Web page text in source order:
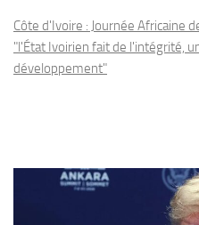
Côte d'Ivoire : Journée Africaine
"l'État Ivoirien fait de l'intégrité,
développement"